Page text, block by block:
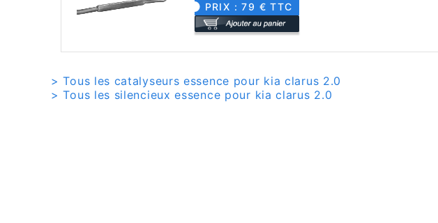
PRIX : 79 € TTC
> Tous les catalyseurs essence pour kia clarus 2.0
> Tous les silencieux essence pour kia clarus 2.0